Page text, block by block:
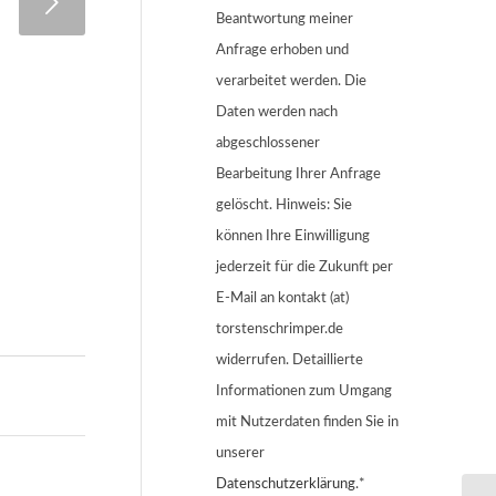
Beantwortung meiner
Anfrage erhoben und
verarbeitet werden. Die
Daten werden nach
abgeschlossener
Bearbeitung Ihrer Anfrage
gelöscht. Hinweis: Sie
können Ihre Einwilligung
jederzeit für die Zukunft per
E-Mail an kontakt (at)
torstenschrimper.de
widerrufen. Detaillierte
Informationen zum Umgang
mit Nutzerdaten finden Sie in
unserer
Datenschutzerklärung.*